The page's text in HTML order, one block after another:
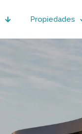
Propiedades